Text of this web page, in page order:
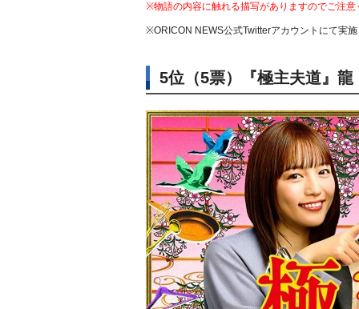
※物語の内容に触れる描写がありますのでご注意
※ORICON NEWS公式Twitterアカウントにて実
5位（5票）『極主夫道』龍